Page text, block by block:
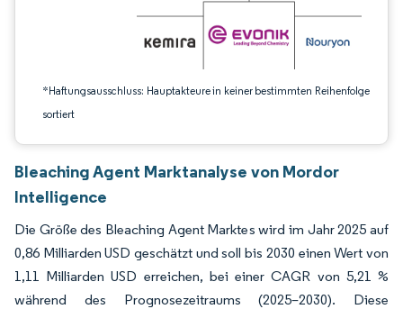
*Haftungsausschluss: Hauptakteure in keiner bestimmten Reihenfolge
sortiert
Bleaching Agent Marktanalyse von Mordor
Intelligence
Die Größe des Bleaching Agent Marktes wird im Jahr 2025 auf
0,86 Milliarden USD geschätzt und soll bis 2030 einen Wert von
1,11 Milliarden USD erreichen, bei einer CAGR von 5,21 %
während des Prognosezeitraums (2025–2030). Diese